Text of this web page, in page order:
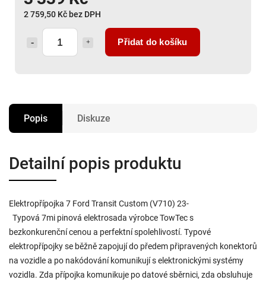
2 759,50 Kč bez DPH
Přidat do košíku
Popis Diskuze
Detailní popis produktu
Elektropřípojka 7 Ford Transit Custom (V710) 23-
Typová 7mi pinová elektrosada výrobce TowTec s
bezkonkurenční cenou a perfektní spolehlivostí. Typové
elektropřípojky se běžně zapojují do předem připravených konektorů
na vozidle a po nakódování komunikují s elektronickými systémy
vozidla. Zda přípojka komunikuje po datové sběrnici, zda obsluhuje